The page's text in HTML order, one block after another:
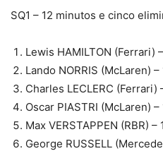
SQ1 – 12 minutos e cinco
Lewis HAMILTON (Ferrari)
Lando NORRIS (McLaren)
Charles LECLERC (Ferrari)
Oscar PIASTRI (McLaren)
Max VERSTAPPEN (RBR)
George RUSSELL